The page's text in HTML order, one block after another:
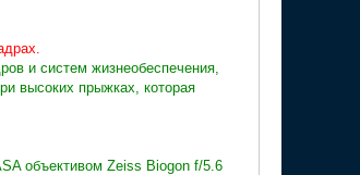
и систем жизнеобеспечения,
высоких прыжках, которая
объективом Zeiss Biogon f/5.6